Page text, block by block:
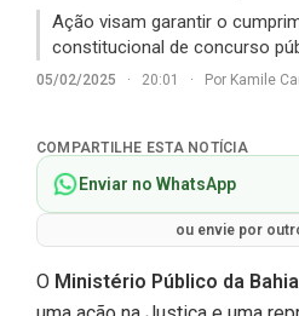
Ação visam garantir o
constitucional de concurso
05/02/2025 · 20:01 · Por Kamile
COMPARTILHE ESTA NOTÍCIA
Enviar no WhatsApp
ou envie por
O Ministério Público da